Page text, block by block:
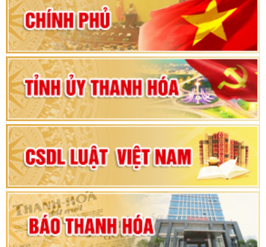
80 năm Quốc hội Việt Nam: vì lợi ích Nhân dân,
vì sự phát triển của đất nước
Bộ Chính trị duyệt nội dung Đại hội đại biểu
Đảng bộ tỉnh Thanh Hóa lần thứ XX, nhiệm kỳ
2025 - 2030
Đại hội đại biểu Đảng bộ xã Yên Thọ lần thứ I,
nhiệm kỳ 2025 – 2030
Đại hội Đảng bộ xã Yên Ninh lần thứ nhất,
nhiệm kỳ 2025 - 2030
Khai mạc Kỳ họp bất thường lần thứ 9, Quốc
hội khóa XV
Phiên thảo luận Kỳ họp thứ 24, HĐND tỉnh